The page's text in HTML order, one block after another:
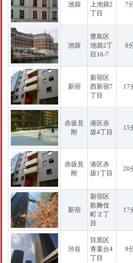
池袋
上池袋2
丁目
7
池袋
豊島区
池袋2丁
目16-7
8
新宿
新宿区
西新宿7
丁目
17
赤坂見
附
港区赤
坂4丁目
15
赤坂見
附
港区赤
坂1丁目
20
新宿
新宿区
歌舞伎
町２丁
目
17
渋谷
目黒区
青葉台4
丁目
9